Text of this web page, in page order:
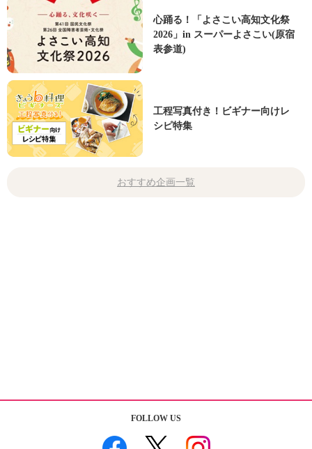
心踊る！「よさこい高知文化祭
2026」in スーパーよさこい(原宿
表参道)
工程写真付き！ビギナー向けレ
シピ特集
おすすめ企画一覧
FOLLOW US